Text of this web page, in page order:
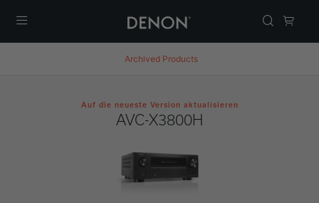
Archived Products
Auf die neueste Version aktualisieren
AVC-X3800H